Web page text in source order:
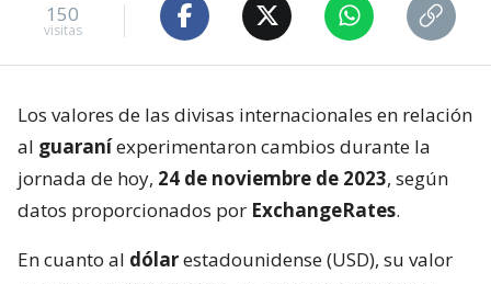
150
visitas
Los valores de las divisas internacionales en relación
al guaraníexperimentaron cambios durante la
jornada de hoy, 24 de noviembre de 2023, según
datos proporcionados por ExchangeRates.
En cuanto al dólarestadounidense (USD), su valor